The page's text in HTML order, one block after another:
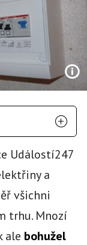
Událostí247
a
všichni
trhu. Mnozí
ale bohužel